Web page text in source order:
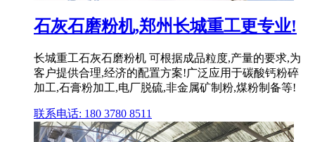
石灰石磨粉机,郑州长城重工更专业!
长城重工石灰石磨粉机 可根据成品粒度,产量的要求,为
客户提供合理,经济的配置方案!广泛应用于碳酸钙粉碎
加工,石膏粉加工,电厂脱硫,非金属矿制粉,煤粉制备等!
联系电话: 180 3780 8511